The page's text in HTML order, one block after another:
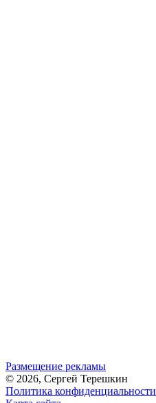
Размещение рекламы
© 2026, Сергей Терешкин
Политика конфиденциальности